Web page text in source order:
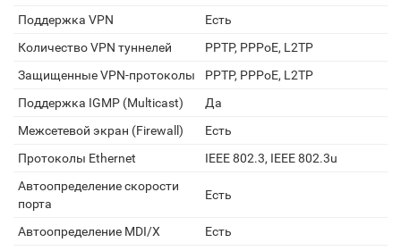
Поддержка VPN
Есть
Количество VPN туннелей
PPTP, PPPoE, L2TP
Защищенные VPN-протоколы
PPTP, PPPoE, L2TP
Поддержка IGMP (Multicast)
Да
Межсетевой экран (Firewall)
Есть
Протоколы Ethernet
IEEE 802.3, IEEE 802.3u
Автоопределение скорости
порта
Есть
Автоопределение MDI/X
Есть